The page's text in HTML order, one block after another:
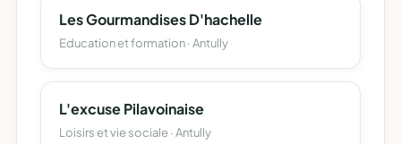
Les Gourmandises D'hachelle
Education et formation · Antully
L'excuse Pilavoinaise
Loisirs et vie sociale · Antully